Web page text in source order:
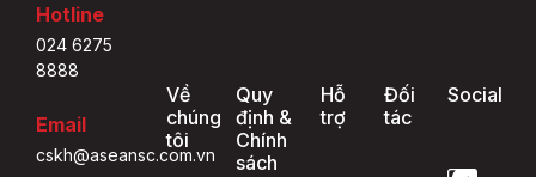
Hotline
024 6275
8888
Email
cskh@aseansc.com.vn
Về
chúng
tôi
Quy
định &
Chính
sách
Hỗ
trợ
Đối
tác
Social